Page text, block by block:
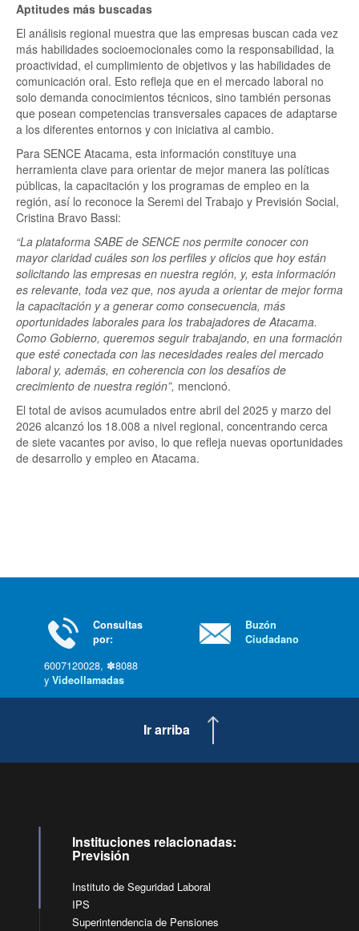
Aptitudes más buscadas
El análisis regional muestra que las empresas buscan cada vez
más habilidades socioemocionales como la responsabilidad, la
proactividad, el cumplimiento de objetivos y las habilidades de
comunicación oral. Esto refleja que en el mercado laboral no
solo demanda conocimientos técnicos, sino también personas
que posean competencias transversales capaces de adaptarse
a los diferentes entornos y con iniciativa al cambio.
Para SENCE Atacama, esta información constituye una
herramienta clave para orientar de mejor manera las políticas
públicas, la capacitación y los programas de empleo en la
región, así lo reconoce la Seremi del Trabajo y Previsión Social,
Cristina Bravo Bassi:
“La plataforma SABE de SENCE nos permite conocer con
mayor claridad cuáles son los perfiles y oficios que hoy están
solicitando las empresas en nuestra región, y, esta información
es relevante, toda vez que, nos ayuda a orientar de mejor forma
la capacitación y a generar como consecuencia, más
oportunidades laborales para los trabajadores de Atacama.
Como Gobierno, queremos seguir trabajando, en una formación
que esté conectada con las necesidades reales del mercado
laboral y, además, en coherencia con los desafíos de
crecimiento de nuestra región”, mencionó.
El total de avisos acumulados entre abril del 2025 y marzo del
2026 alcanzó los 18.008 a nivel regional, concentrando cerca
de siete vacantes por aviso, lo que refleja nuevas oportunidades
de desarrollo y empleo en Atacama.
Consultas
por:
6007120028, ✽8088
y Videollamadas
Buzón
Ciudadano
Ir arriba
Instituciones relacionadas:
Previsión
Instituto de Seguridad Laboral
IPS
Superintendencia de Pensiones